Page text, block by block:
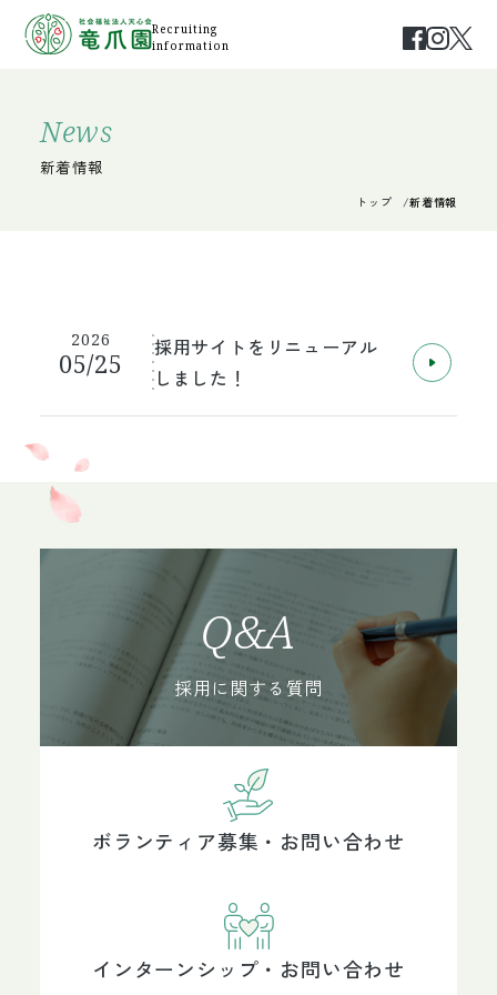
Recruiting
information
News
新着情報
トップ 新着情報
2026
05/25
採用サイトをリニューアル
しました！
Q&A
採用に関する質問
ボランティア募集・お問い合わせ
インターンシップ・お問い合わせ